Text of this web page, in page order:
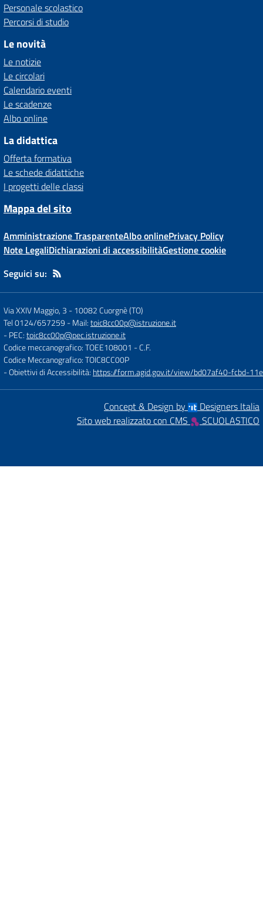
Personale scolastico
Percorsi di studio
Le novità
Le notizie
Le circolari
Calendario eventi
Le scadenze
Albo online
La didattica
Offerta formativa
Le schede didattiche
I progetti delle classi
Mappa del sito
Amministrazione TrasparenteAlbo onlinePrivacy Policy
Note LegaliDichiarazioni di accessibilitàGestione cookie
Seguici su:
Via XXIV Maggio, 3 -10082 Cuorgnè (TO)
Tel 0124/657259 - Mail:toic8cc00p@istruzione.it
- PEC:toic8cc00p@pec.istruzione.it
Codice meccanografico: TOEE108001 - C.F.
Codice Meccanografico: TOIC8CC00P
- Obiettivi di Accessibilità: https://form.agid.gov.it/view/bd07af40-fcbd-
Concept & Design by
Designers Italia
Sito web realizzato con CMS
SCUOLASTICO